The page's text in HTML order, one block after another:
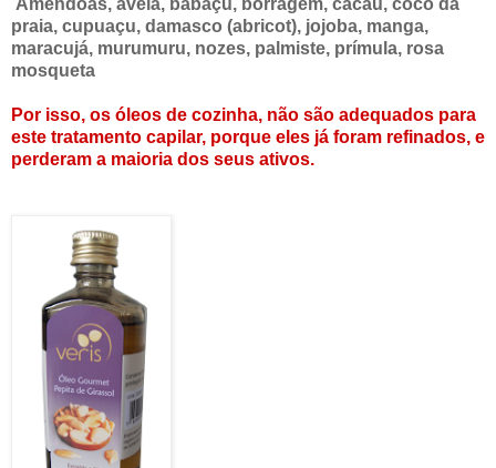
praia, cupuaçu, damasco (abricot), jojoba, manga,
maracujá, murumuru, nozes, palmiste, prímula, rosa
mosqueta
Por isso, os óleos de cozinha, não são adequados para
este tratamento capilar, porque eles já foram refinados, e
perderam a maioria dos seus ativos.